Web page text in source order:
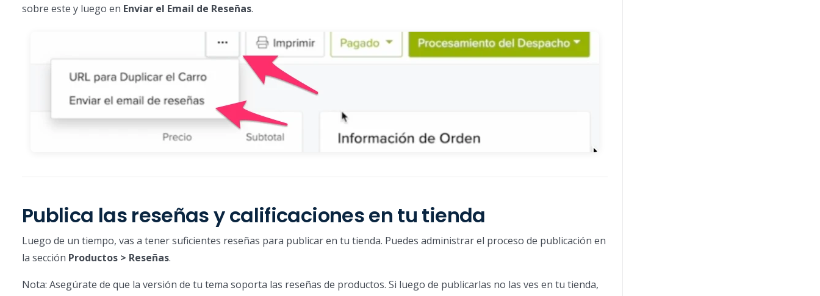
sobre este y luego en Enviar el Email de Reseñas.
Publica las reseñas y calificaciones en tu tienda
Luego de un tiempo, vas a tener suficientes reseñas para publicar en tu tienda. Puedes administrar el proceso de publicación en
la sección Productos > Reseñas.
Nota: Asegúrate de que la versión de tu tema soporta las reseñas de productos. Si luego de publicarlas no las ves en tu tienda,